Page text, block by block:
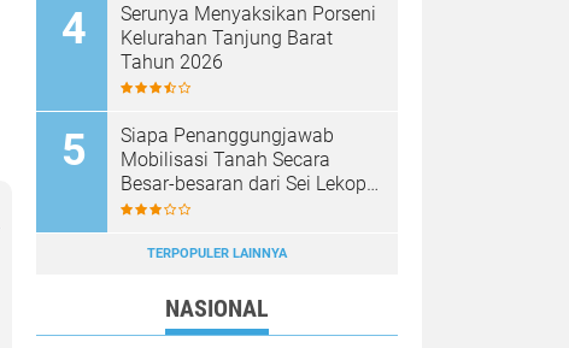
Serunya Menyaksikan Porseni
Kelurahan Tanjung Barat
Tahun 2026
Siapa Penanggungjawab
Mobilisasi Tanah Secara
Besar-besaran dari Sei Lekop
ke Marina Sekupang Batam?
TERPOPULER LAINNYA
NASIONAL